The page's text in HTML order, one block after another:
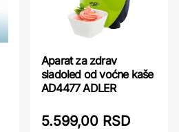
Aparat za zdrav
sladoled od voćne kaše
AD4477 ADLER
5.599,00 RSD